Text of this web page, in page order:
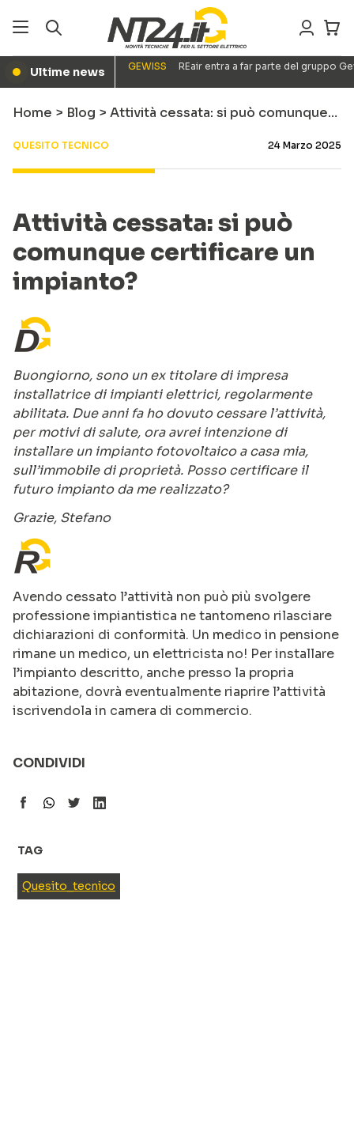
● Ultime news GEWISS REair entra a far parte del gruppo
Home > Blog > Attività cessata: si può comunque…
QUESITO TECNICO 24 Marzo 2025
Attività cessata: si può
comunque certificare un
impianto?
Buongiorno, sono un ex titolare di impresa
installatrice di impianti elettrici, regolarmente
abilitata. Due anni fa ho dovuto cessare l’attività,
per motivi di salute, ora avrei intenzione di
installare un impianto fotovoltaico a casa mia,
sull’immobile di proprietà. Posso certificare il
futuro impianto da me realizzato?
Grazie, Stefano
Avendo cessato l’attività non può più svolgere
professione impiantistica ne tantomeno rilasciare
dichiarazioni di conformità. Un medico in pensione
rimane un medico, un elettricista no! Per installare
l’impianto descritto, anche presso la propria
abitazione, dovrà eventualmente riaprire l’attività
iscrivendola in camera di commercio.
CONDIVIDI
TAG
Quesito_tecnico